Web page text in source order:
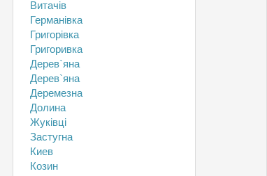
Витачів
Германівка
Григорівка
Григоривка
Дерев`яна
Дерев`яна
Деремезна
Долина
Жуківці
Застугна
Киев
Козин